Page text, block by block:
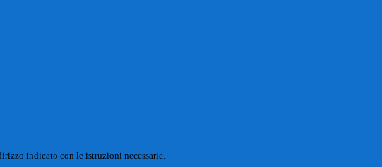
indicato con le istruzioni necessarie.